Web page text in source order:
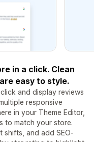
in a click. Clean
easy to style.
and display reviews
responsive
in your Theme Editor,
to match your store.
shifts, and add SEO-